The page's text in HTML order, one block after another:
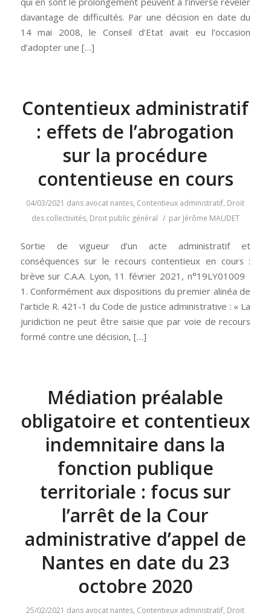
davantage de difficultés. Par une décision en date du
14 mai 2008, le Conseil d’Etat avait eu l’occasion
d’adopter une […]
Contentieux administratif
: effets de l’abrogation
sur la procédure
contentieuse en cours
04/03/2021 dans avocat nantes, Contentieux administratif, Droit
des collectivités, Droit public général / par Jérôme MAUDET
Sortie de vigueur d’un acte administratif et
conséquences sur le recours contentieux en cours :
brève sur C.A.A. Lyon, 11 février 2021, n°19LY01009
1. Conformément aux dispositions du premier alinéa de
l’article R. 421-1 du Code de justice administrative : « La
juridiction ne peut être saisie que par voie de recours
formé contre une décision, […]
Médiation préalable
obligatoire et contentieux
indemnitaire dans la
fonction publique
territoriale : focus sur
l’arrêt de la Cour
administrative d’appel de
Nantes en date du 23
octobre 2020
25/02/2021 dans avocat nantes, Contentieux administratif, Droit